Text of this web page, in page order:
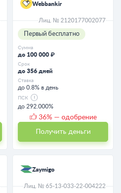
Webbankir
Лиц. № 2120177002077
Первый бесплатно
Сумма
до 100 000 ₽
Срок
до 356 дней
Ставка
до 0.8% в день
ПСК
до 292.000%
36% — одобрение
Получить деньги
Zaymigo
Лиц. № 65-13-033-22-004222